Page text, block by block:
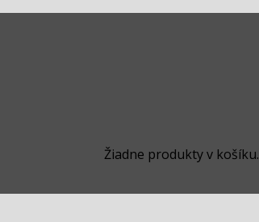
Žiadne produkty v košíku.